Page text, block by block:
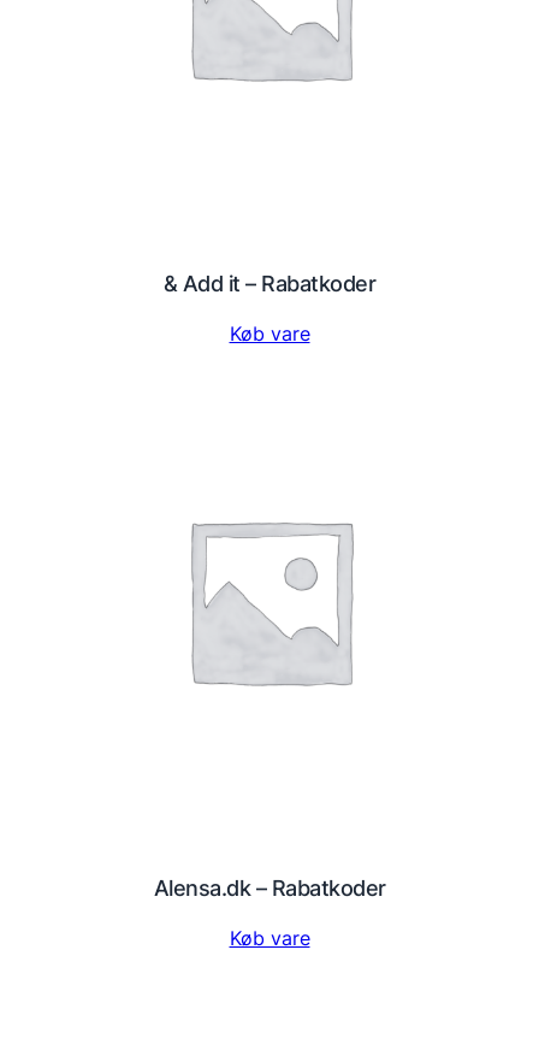
& Add it – Rabatkoder
Køb vare
Alensa.dk – Rabatkoder
Køb vare